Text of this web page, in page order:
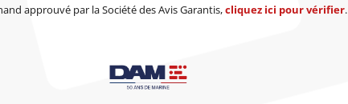
approuvé par la Société des Avis Garantis,cliquez ici pour vérifier.